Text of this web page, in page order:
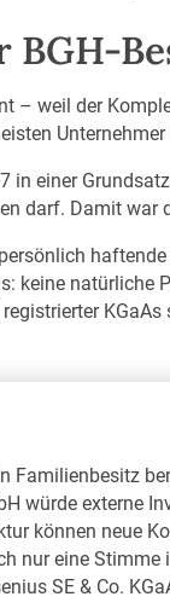
– weil der
in einer
darf. Damit war
keine
Familienbesitz
würde externe
können neue
nur eine
SE & Co.